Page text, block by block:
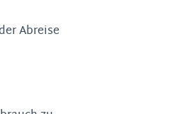
Abreise